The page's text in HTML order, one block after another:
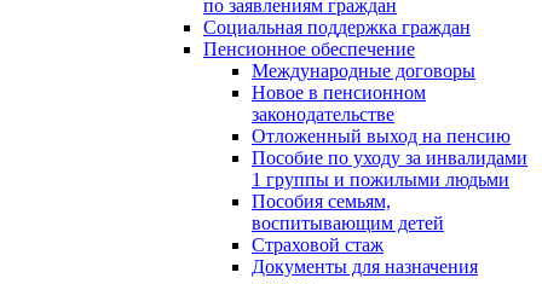
по заявлениям граждан
Социальная поддержка граждан
Пенсионное обеспечение
Международные договоры
Новое в пенсионном
законодательстве
Отложенный выход на пенсию
Пособие по уходу за инвалидами
1 группы и пожилыми людьми
Пособия семьям,
воспитывающим детей
Страховой стаж
Документы для назначения